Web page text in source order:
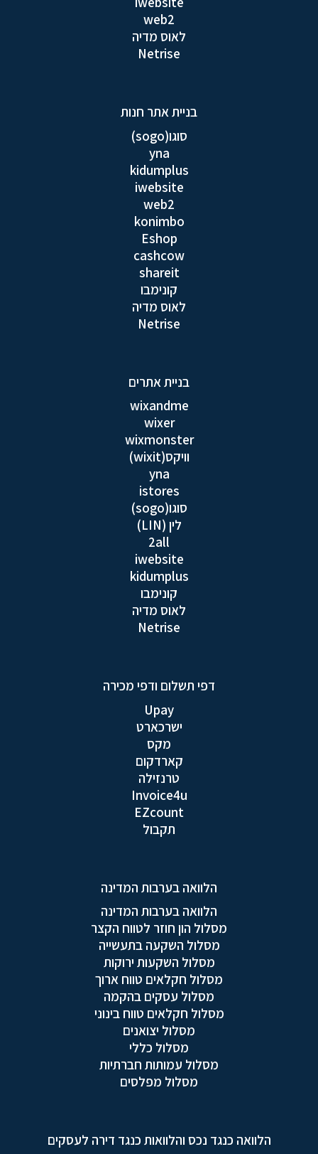
web2
לאוס מדיה
Netrise
בניית אתר חנות
סוגו(sogo)
yna
kidumplus
iwebsite
web2
konimbo
Eshop
cashcow
shareit
קונימבו
לאוס מדיה
Netrise
בניית אתרים
wixandme
wixer
wixmonster
וויקס(wixit)
yna
istores
סוגו(sogo)
לין (LIN)
2all
iwebsite
kidumplus
קונימבו
לאוס מדיה
Netrise
דפי תשלום ודפי מכירה
Upay
ישרכארט
מקס
קארדקום
טרנזילה
Invoice4u
EZcount
תקבול
הלוואה בערבות המדינה
הלוואה בערבות המדינה
מסלול הון חוזר לטווח הקצר
מסלול השקעה בתעשייה
מסלול השקעות ירוקות
מסלול חקלאים טווח ארוך
מסלול עסקים בהקמה
מסלול חקלאים טווח בינוני
מסלול יצואנים
מסלול כללי
מסלול עמותות חברתיות
מסלול מפלסים
הלוואה כנגד נכס והלוואות כנגד דירה לעסקים